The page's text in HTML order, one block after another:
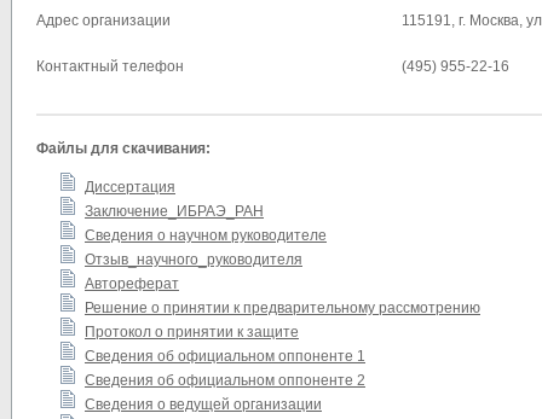
Адрес организации 115191, г. Москва,
Контактный телефон (495) 955-22-16
Файлы для скачивания:
Диссертация
Заключение_ИБРАЭ_РАН
Сведения о научном руководителе
Отзыв_научного_руководителя
Автореферат
Решение о принятии к предварительному рассмотрению
Протокол о принятии к защите
Сведения об официальном оппоненте 1
Сведения об официальном оппоненте 2
Сведения о ведущей организации